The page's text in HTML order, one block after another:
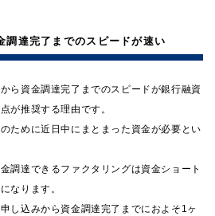
調達完了までのスピードが速い
ら資金調達完了までのスピードが銀行融資
が推奨する理由です。
ために近日中にまとまった資金が必要とい
調達できるファクタリングは資金ショート
なります。
し込みから資金調達完了までにおよそ1ヶ